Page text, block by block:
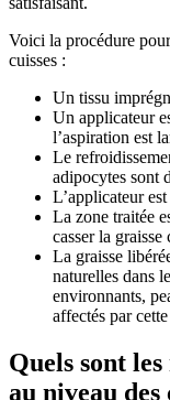
Voici la procédure
cuisses :
Un tissu
Un applicateur
l’aspiration est
Le
adipocytes sont
L’applicateur
La zone traitée
casser la graisse
La graisse
naturelles dans
environnants,
affectés par
Quels sont
au niveau des